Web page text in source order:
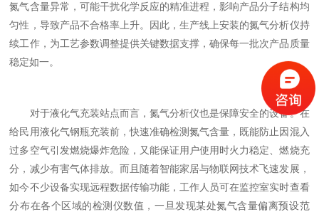
氮气含量异常，可能干扰化学反应的精准进程，影响产品分子结构均
匀性，导致产品不合格率上升。因此，生产线上安装的氮气分析仪持
续工作，为工艺参数调整提供关键数据支撑，确保每一批次产品质量
稳定如一。
对于液化气充装站点而言，氮气分析仪也是保障安全的设备。在
给民用液化气钢瓶充装前，快速准确检测氮气含量，既能防止因混入
过多空气引发燃烧爆炸危险，又能保证用户使用时火力稳定、燃烧充
分，减少有害气体排放。而且随着智能家居与物联网技术飞速发展，
如今不少设备实现远程数据传输功能，工作人员可在监控室实时查看
分布在各个区域的检测仪数值，一旦发现某处氮气含量偏离预设范